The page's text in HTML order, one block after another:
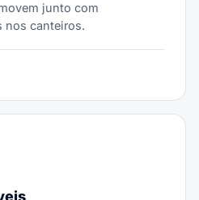
junto com
nos canteiros.